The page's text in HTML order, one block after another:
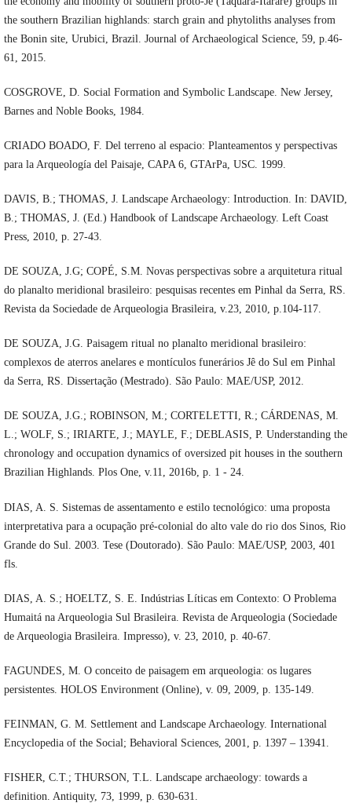
the southern Brazilian highlands: starch grain and phytoliths analyses from
the Bonin site, Urubici, Brazil. Journal of Archaeological Science, 59, p.46-
61, 2015.
COSGROVE, D. Social Formation and Symbolic Landscape. New Jersey,
Barnes and Noble Books, 1984.
CRIADO BOADO, F. Del terreno al espacio: Planteamentos y perspectivas
para la Arqueología del Paisaje, CAPA 6, GTArPa, USC. 1999.
DAVIS, B.; THOMAS, J. Landscape Archaeology: Introduction. In: DAVID,
B.; THOMAS, J. (Ed.) Handbook of Landscape Archaeology. Left Coast
Press, 2010, p. 27-43.
DE SOUZA, J.G; COPÉ, S.M. Novas perspectivas sobre a arquitetura ritual
do planalto meridional brasileiro: pesquisas recentes em Pinhal da Serra, RS.
Revista da Sociedade de Arqueologia Brasileira, v.23, 2010, p.104-117.
DE SOUZA, J.G. Paisagem ritual no planalto meridional brasileiro:
complexos de aterros anelares e montículos funerários Jê do Sul em Pinhal
da Serra, RS. Dissertação (Mestrado). São Paulo: MAE/USP, 2012.
DE SOUZA, J.G.; ROBINSON, M.; CORTELETTI, R.; CÁRDENAS, M.
L.; WOLF, S.; IRIARTE, J.; MAYLE, F.; DEBLASIS, P. Understanding the
chronology and occupation dynamics of oversized pit houses in the southern
Brazilian Highlands. Plos One, v.11, 2016b, p. 1 - 24.
DIAS, A. S. Sistemas de assentamento e estilo tecnológico: uma proposta
interpretativa para a ocupação pré-colonial do alto vale do rio dos Sinos, Rio
Grande do Sul. 2003. Tese (Doutorado). São Paulo: MAE/USP, 2003, 401
fls.
DIAS, A. S.; HOELTZ, S. E. Indústrias Líticas em Contexto: O Problema
Humaitá na Arqueologia Sul Brasileira. Revista de Arqueologia (Sociedade
de Arqueologia Brasileira. Impresso), v. 23, 2010, p. 40-67.
FAGUNDES, M. O conceito de paisagem em arqueologia: os lugares
persistentes. HOLOS Environment (Online), v. 09, 2009, p. 135-149.
FEINMAN, G. M. Settlement and Landscape Archaeology. International
Encyclopedia of the Social; Behavioral Sciences, 2001, p. 1397 – 13941.
FISHER, C.T.; THURSON, T.L. Landscape archaeology: towards a
definition. Antiquity, 73, 1999, p. 630-631.